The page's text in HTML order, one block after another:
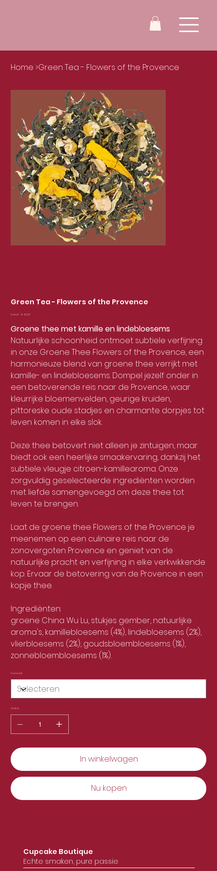
Home >Green Tea - Flowers of the Provence
Green Tea - Flowers of the Provence
Vanaf Prijs
€ 18,50
Groene thee met kamille en lindebloesems
Natuurlijke schoonheid ontmoet subtiele verfijning
in onze Groene Thee Flowers of the Provence, een
harmonieuze blend van groene thee verrijkt met
kamille- en lindebloesems. Dompel jezelf onder in
een betoverende reis naar de Provence, waar
kleurrijke bloemenvelden, geurige kruiden,
pittoreske oude stadjes en charmante dorpjes tot
leven komen in elke slok.
Deze thee betovert niet alleen je zintuigen, maar
biedt ook een heerlijke smaakervaring, dankzij het
subtiele vleugje citroen-kamillearoma. Onze
zorgvuldig geselecteerde ingrediënten worden
met liefde samengevoegd om deze thee tot
leven te brengen.
Laat de groene thee Flowers of the Provence je
meenemen op een culinaire reis naar de
zonovergoten Provence en geniet van de
natuurlijke pracht en verfijning in elke verkwikkende
kop. Ervaar de betovering van de Provence in een
kopje thee.
Ingrediënten:
groene China Wu Lu, stukjes gember, natuurlijke
aroma's, kamillebloesems (4%), lindebloesems (2%),
vlierbloesems (2%), goudsbloembloesems (1%),
zonnebloembloesems (1%).
Formaat
Aantal
In winkelwagen
Nu kopen
Cupcake Boutique
Echte smaken, pure passie